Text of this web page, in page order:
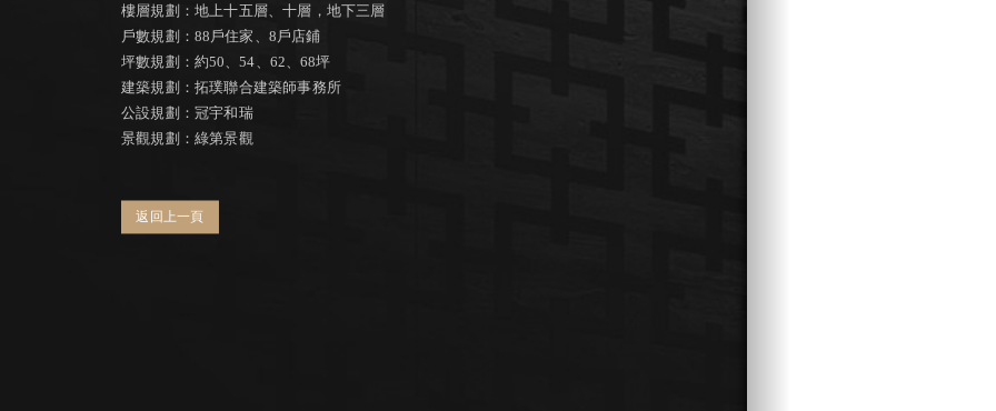
樓層規劃：地上十五層、十層，地下三層
戶數規劃：88戶住家、8戶店鋪
坪數規劃：約50、54、62、68坪
建築規劃：拓璞聯合建築師事務所
公設規劃：冠宇和瑞
景觀規劃：綠第景觀
返回上一頁